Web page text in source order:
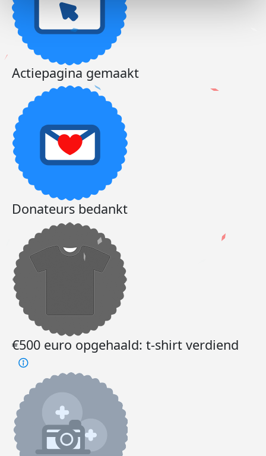
Actiepagina gemaakt
Donateurs bedankt
€500 euro opgehaald: t-shirt verdiend